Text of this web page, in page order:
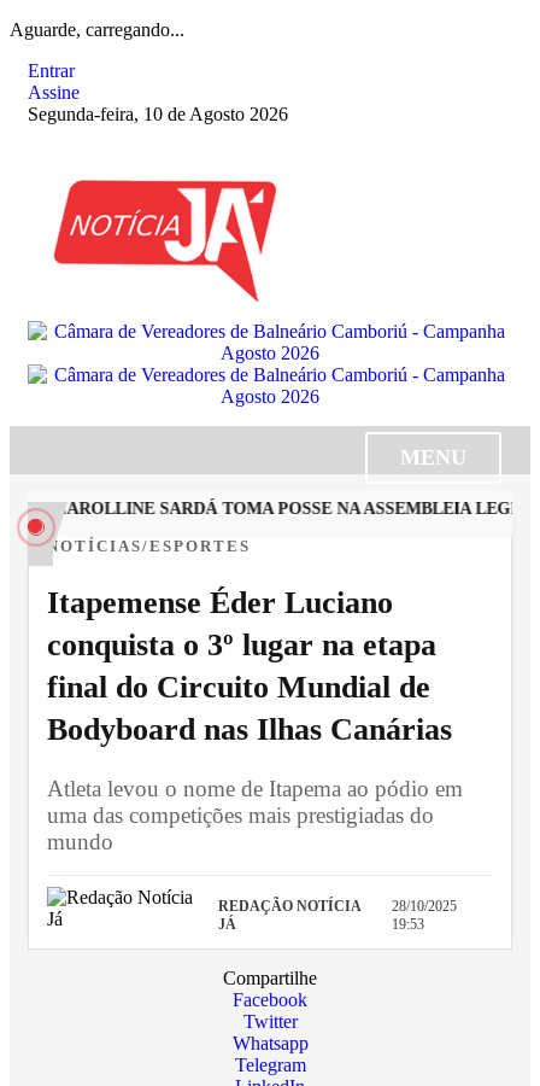
Aguarde, carregando...
Entrar
Assine
Segunda-feira, 10 de Agosto 2026
MENU
CAROLLINE SARDÁ TOMA POSSE NA ASSEMBLEIA
NOTÍCIAS/ESPORTES
Itapemense Éder Luciano
conquista o 3º lugar na etapa
final do Circuito Mundial de
Bodyboard nas Ilhas Canárias
Atleta levou o nome de Itapema ao pódio em
uma das competições mais prestigiadas do
mundo
REDAÇÃO NOTÍCIA
JÁ
28/10/2025
19:53
Compartilhe
Facebook
Twitter
Whatsapp
Telegram